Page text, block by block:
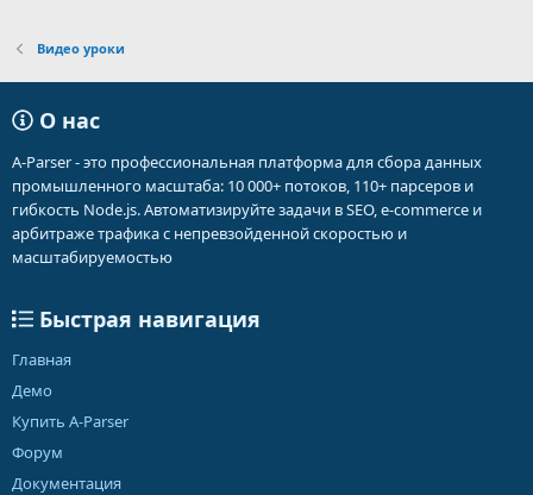
Видео уроки
О нас
A-Parser - это профессиональная платформа для сбора данных
промышленного масштаба: 10 000+ потоков, 110+ парсеров и
гибкость Node.js. Автоматизируйте задачи в SEO, e-commerce и
арбитраже трафика с непревзойденной скоростью и
масштабируемостью
Быстрая навигация
Главная
Демо
Купить A-Parser
Форум
Документация